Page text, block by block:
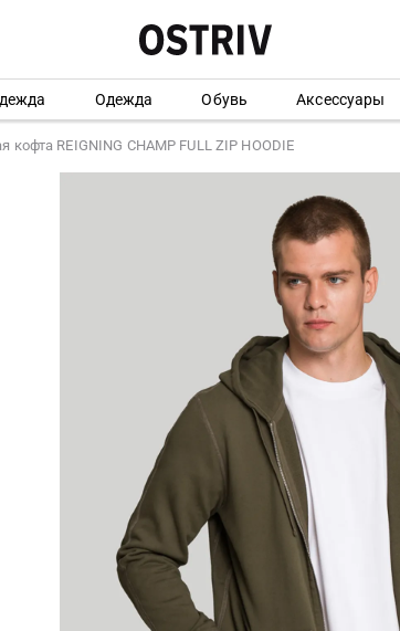
Одежда Обувь Аксессуары
кофта REIGNING CHAMP FULL ZIP HOODIE